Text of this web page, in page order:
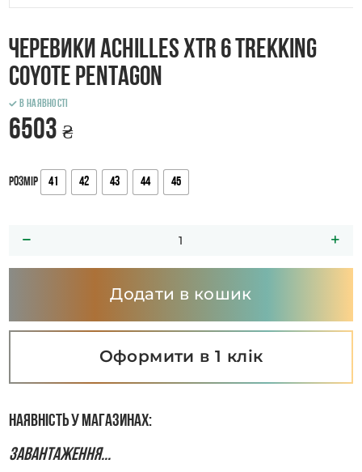
Черевики ACHILLES XTR 6 Trekking
Coyote Pentagon
В наявності
6503 ₴
Розмір 41 42 43 44 45
Додати в кошик
Оформити в 1 клік
Наявність у магазинах:
Завантаження...